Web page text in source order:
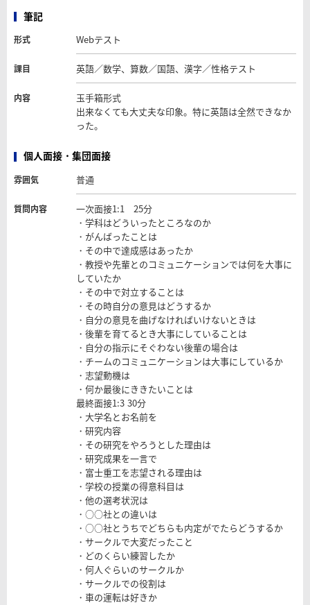
筆記
形式 Webテスト
課目 英語／数学、算数／国語、漢字／性格テスト
内容
玉手箱形式
出来なくても大丈夫な印象。特に英語は全然できなか
った。
個人面接・集団面接
雰囲気 普通
質問内容
一次面接1:1 25分
・学科はどういったところなのか
・がんばったことは
・その中で達成感はあったか
・教授や先輩とのコミュニケーションでは何を大事に
していたか
・その中で対立することは
・その時自分の意見はどうするか
・自分の意見を曲げなければいけないときは
・後輩を育てるとき大事にしていることは
・自分の指示にそぐわない後輩の場合は
・チームのコミュニケーションは大事にしているか
・志望動機は
・何か最後にききたいことは
最終面接1:3 30分
・大学名とお名前を
・研究内容
・その研究をやろうとした理由は
・研究成果を一言で
・富士重工を志望される理由は
・学校の授業の得意科目は
・他の選考状況は
・○○社との違いは
・○○社とうちでどちらも内定がでたらどうするか
・サークルで大変だったこと
・どのくらい練習したか
・何人ぐらいのサークルか
・サークルでの役割は
・車の運転は好きか